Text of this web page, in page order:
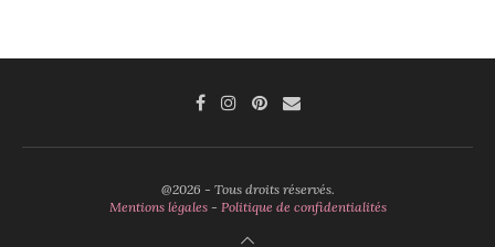
@2026 - Tous droits réservés.
Mentions légales- Politique de confidentialités